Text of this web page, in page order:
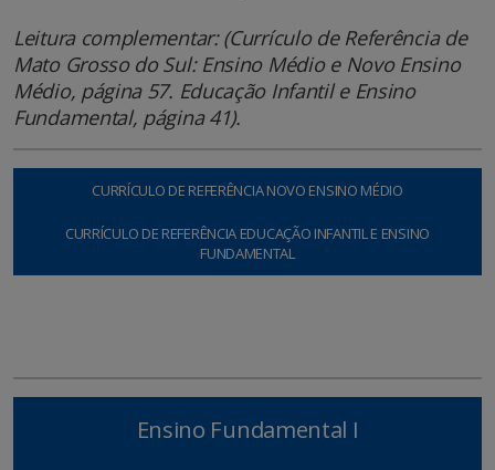
Leitura complementar: (Currículo de Referência de
Mato Grosso do Sul: Ensino Médio e Novo Ensino
Médio, página 57. Educação Infantil e Ensino
Fundamental, página 41).
CURRÍCULO DE REFERÊNCIA NOVO ENSINO MÉDIO
CURRÍCULO DE REFERÊNCIA EDUCAÇÃO INFANTIL E ENSINO
FUNDAMENTAL
Ensino Fundamental I